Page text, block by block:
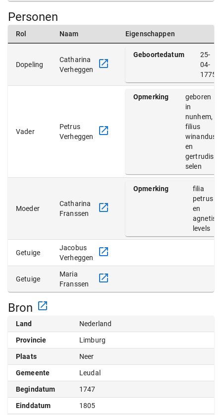
Personen
Rol Naam Eigenschappen
Dopeling
Catharina
Verheggen
Geboortedatum
25-
04-
1775
Vader
Petrus
Verheggen
Opmerking
geboren
in
nunhem,
filius
winandus
en
gertrudis
selen
Moeder
Catharina
Franssen
Opmerking
filia
petrus
en
agnetis
levels
Getuige
Jacobus
Verheggen
Getuige
Maria
Franssen
Bron
Land Nederland
Provincie Limburg
Plaats Neer
Gemeente Leudal
Begindatum 1747
Einddatum 1805